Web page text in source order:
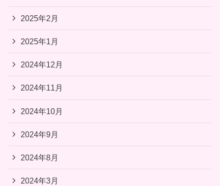
2025年2月
2025年1月
2024年12月
2024年11月
2024年10月
2024年9月
2024年8月
2024年3月